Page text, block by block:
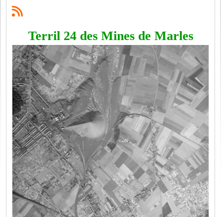
Terril 24 des Mines de Marles